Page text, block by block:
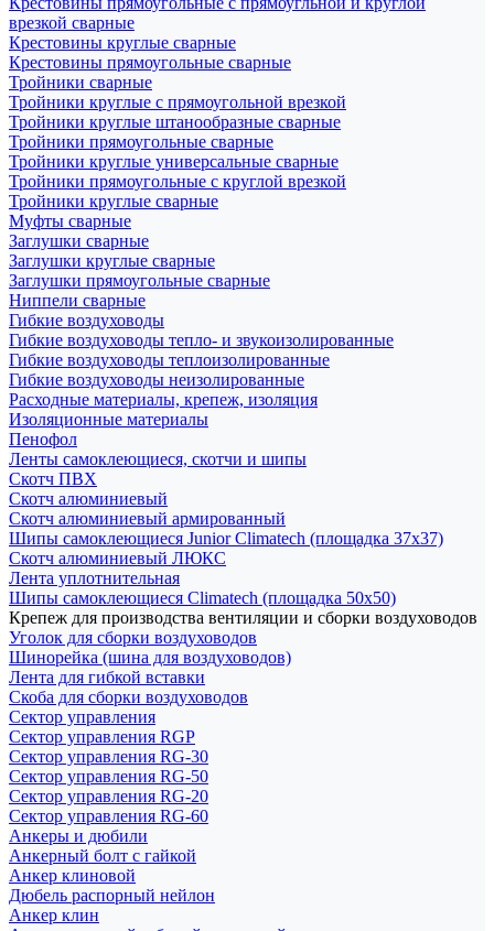
врезкой сварные
Крестовины круглые сварные
Крестовины прямоугольные сварные
Тройники сварные
Тройники круглые с прямоугольной врезкой
Тройники круглые штанообразные сварные
Тройники прямоугольные сварные
Тройники круглые универсальные сварные
Тройники прямоугольные с круглой врезкой
Тройники круглые сварные
Муфты сварные
Заглушки сварные
Заглушки круглые сварные
Заглушки прямоугольные сварные
Ниппели сварные
Гибкие воздуховоды
Гибкие воздуховоды тепло- и звукоизолированные
Гибкие воздуховоды теплоизолированные
Гибкие воздуховоды неизолированные
Расходные материалы, крепеж, изоляция
Изоляционные материалы
Пенофол
Ленты самоклеющиеся, скотчи и шипы
Скотч ПВХ
Скотч алюминиевый
Скотч алюминиевый армированный
Шипы самоклеющиеся Junior Climatech (площадка 37х37)
Скотч алюминиевый ЛЮКС
Лента уплотнительная
Шипы самоклеющиеся Climatech (площадка 50х50)
Крепеж для производства вентиляции и сборки воздуховодов
Уголок для сборки воздуховодов
Шинорейка (шина для воздуховодов)
Лента для гибкой вставки
Скоба для сборки воздуховодов
Сектор управления
Сектор управления RGP
Сектор управления RG-30
Сектор управления RG-50
Сектор управления RG-20
Сектор управления RG-60
Анкеры и дюбили
Анкерный болт с гайкой
Анкер клиновой
Дюбель распорный нейлон
Анкер клин